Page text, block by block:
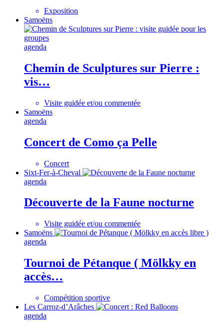
Exposition
Samoëns
agenda
Chemin de Sculptures sur Pierre :
vis…
Visite guidée et/ou commentée
Samoëns
agenda
Concert de Como ça Pelle
Concert
Sixt-Fer-à-Cheval
agenda
Découverte de la Faune nocturne
Visite guidée et/ou commentée
Samoëns
agenda
Tournoi de Pétanque ( Mölkky en
accès…
Compétition sportive
Les Carroz-d’Arâches
agenda